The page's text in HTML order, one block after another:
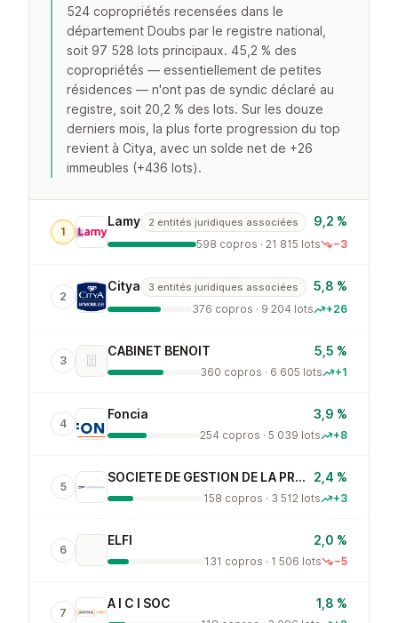
524 copropriétés recensées dans le
département Doubs par le registre national,
soit 97 528 lots principaux. 45,2 % des
copropriétés — essentiellement de petites
résidences — n'ont pas de syndic déclaré au
registre, soit 20,2 % des lots. Sur les douze
derniers mois, la plus forte progression du top
revient à Citya, avec un solde net de +26
immeubles (+436 lots).
1
Lamy 2 entités juridiques associées 9,2 %
598 copros · 21 815 lots −3
2
Citya 3 entités juridiques associées 5,8 %
376 copros · 9 204 lots +26
3
CABINET BENOIT 5,5 %
360 copros · 6 605 lots +1
4
Foncia 3,9 %
254 copros · 5 039 lots +8
5
SOCIETE DE GESTION DE LA PROPRIETE IMMOBILIERE PRI 2,4 %
158 copros · 3 512 lots +3
6
ELFI 2,0 %
131 copros · 1 506 lots −5
7
A I C I SOC 1,8 %